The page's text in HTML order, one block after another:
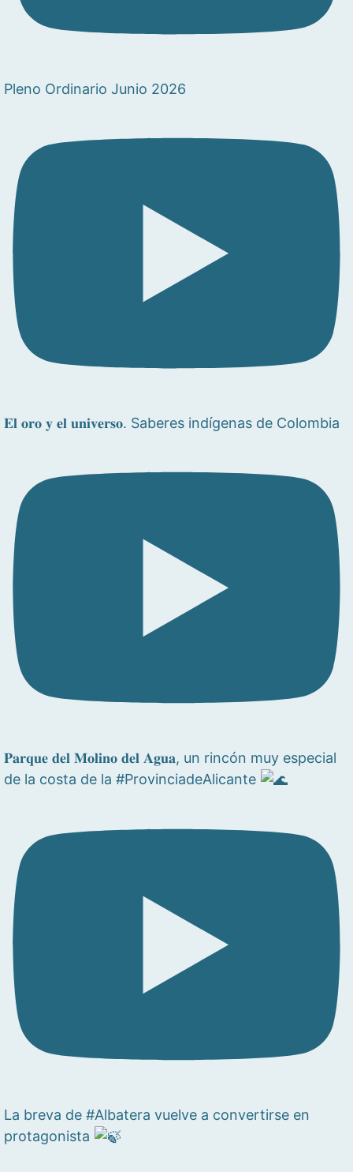
Pleno Ordinario Junio 2026
𝐄𝐥 𝐨𝐫𝐨 𝐲 𝐞𝐥 𝐮𝐧𝐢𝐯𝐞𝐫𝐬𝐨. Saberes indígenas de Colombia
𝐏𝐚𝐫𝐪𝐮𝐞 𝐝𝐞𝐥 𝐌𝐨𝐥𝐢𝐧𝐨 𝐝𝐞𝐥 𝐀𝐠𝐮𝐚, un rincón muy especial
de la costa de la #ProvinciadeAlicante
La breva de #Albatera vuelve a convertirse en
protagonista